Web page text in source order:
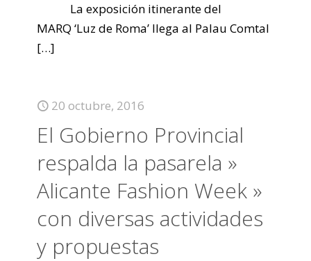
La exposición itinerante del
MARQ ‘Luz de Roma’ llega al Palau Comtal
[…]
20 octubre, 2016
El Gobierno Provincial
respalda la pasarela »
Alicante Fashion Week »
con diversas actividades
y propuestas